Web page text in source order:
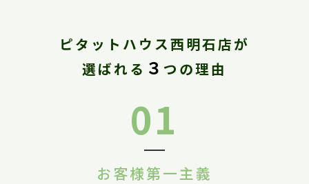
ピタットハウス西明石店が
選ばれる ３ つの理由
01
お客様第一主義